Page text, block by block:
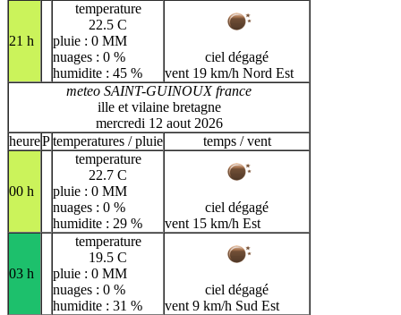
21 h
temperature
22.5 C
pluie : 0 MM
nuages : 0 %
humidite : 45 %
ciel dégagé
vent 19 km/h Nord Est
meteo SAINT-GUINOUX france
ille et vilaine bretagne
mercredi 12 aout 2026
heurePtemperatures / pluie temps / vent
00 h
temperature
22.7 C
pluie : 0 MM
nuages : 0 %
humidite : 29 %
ciel dégagé
vent 15 km/h Est
03 h
temperature
19.5 C
pluie : 0 MM
nuages : 0 %
humidite : 31 %
ciel dégagé
vent 9 km/h Sud Est